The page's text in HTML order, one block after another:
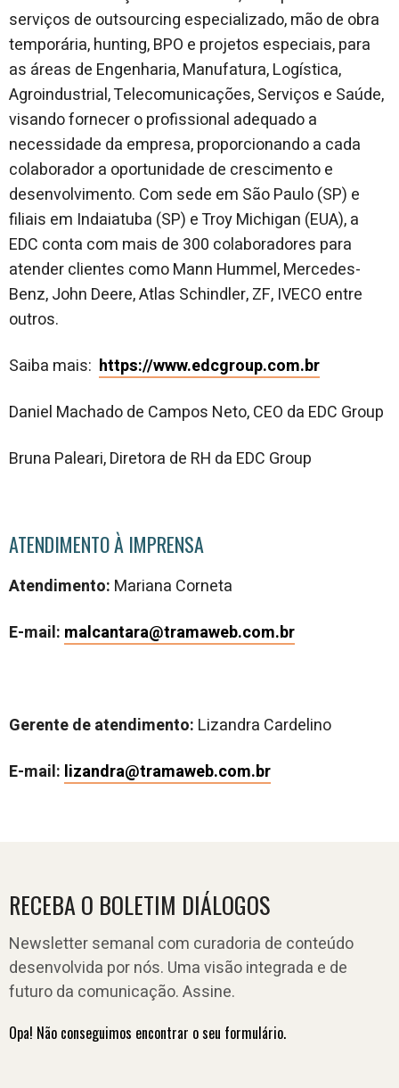
serviços de outsourcing especializado, mão de obra
temporária, hunting, BPO e projetos especiais, para
as áreas de Engenharia, Manufatura, Logística,
Agroindustrial, Telecomunicações, Serviços e Saúde,
visando fornecer o profissional adequado a
necessidade da empresa, proporcionando a cada
colaborador a oportunidade de crescimento e
desenvolvimento. Com sede em São Paulo (SP) e
filiais em Indaiatuba (SP) e Troy Michigan (EUA), a
EDC conta com mais de 300 colaboradores para
atender clientes como Mann Hummel, Mercedes-
Benz, John Deere, Atlas Schindler, ZF, IVECO entre
outros.
Saiba mais: https://www.edcgroup.com.br
Daniel Machado de Campos Neto, CEO da EDC Group
Bruna Paleari, Diretora de RH da EDC Group
ATENDIMENTO À IMPRENSA
Atendimento: Mariana Corneta
E-mail: malcantara@tramaweb.com.br
Gerente de atendimento: Lizandra Cardelino
E-mail: lizandra@tramaweb.com.br
RECEBA O BOLETIM DIÁLOGOS
Newsletter semanal com curadoria de conteúdo
desenvolvida por nós. Uma visão integrada e de
futuro da comunicação. Assine.
Opa! Não conseguimos encontrar o seu formulário.